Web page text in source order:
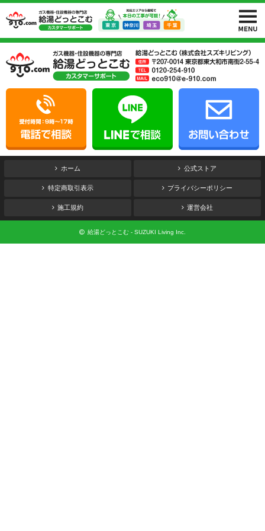
ホーム 公式ストア
特定商取引表示 プライバシーポリシー
施工規約 運営会社
給湯どっとこむ - SUZUKI Living Inc.